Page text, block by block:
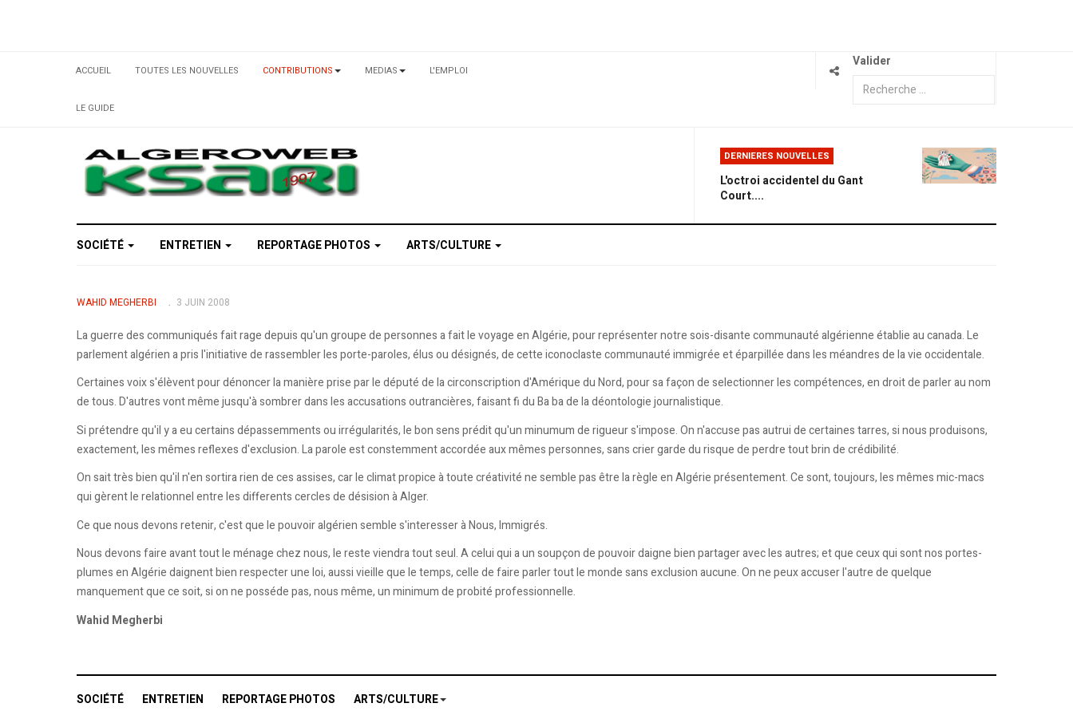
ACCUEIL TOUTES LES NOUVELLES CONTRIBUTIONS MEDIAS L'EMPLOI
LE GUIDE
Valider
DERNIERES NOUVELLES
L'octroi accidentel du Gant
Court....
SOCIÉTÉ ENTRETIEN REPORTAGE PHOTOS ARTS/CULTURE
WAHID MEGHERBI 3 JUIN 2008
La guerre des communiqués fait rage depuis qu'un groupe de personnes a fait le voyage en Algérie, pour représenter notre sois-disante communauté algérienne établie au canada. Le
parlement algérien a pris l'initiative de rassembler les porte-paroles, élus ou désignés, de cette iconoclaste communauté immigrée et éparpillée dans les méandres de la vie occidentale.
Certaines voix s'élèvent pour dénoncer la manière prise par le député de la circonscription d'Amérique du Nord, pour sa façon de selectionner les compétences, en droit de parler au nom
de tous. D'autres vont même jusqu'à sombrer dans les accusations outrancières, faisant fi du Ba ba de la déontologie journalistique.
Si prétendre qu'il y a eu certains dépassemments ou irrégularités, le bon sens prédit qu'un minumum de rigueur s'impose. On n'accuse pas autrui de certaines tarres, si nous produisons,
exactement, les mêmes reflexes d'exclusion. La parole est constemment accordée aux mêmes personnes, sans crier garde du risque de perdre tout brin de crédibilité.
On sait très bien qu'il n'en sortira rien de ces assises, car le climat propice à toute créativité ne semble pas être la règle en Algérie présentement. Ce sont, toujours, les mêmes mic-macs
qui gèrent le relationnel entre les differents cercles de désision à Alger.
Ce que nous devons retenir, c'est que le pouvoir algérien semble s'interesser à Nous, Immigrés.
Nous devons faire avant tout le ménage chez nous, le reste viendra tout seul. A celui qui a un soupçon de pouvoir daigne bien partager avec les autres; et que ceux qui sont nos portes-
plumes en Algérie daignent bien respecter une loi, aussi vieille que le temps, celle de faire parler tout le monde sans exclusion aucune. On ne peux accuser l'autre de quelque
manquement que ce soit, si on ne posséde pas, nous même, un minimum de probité professionnelle.
Wahid Megherbi
SOCIÉTÉ ENTRETIEN REPORTAGE PHOTOS ARTS/CULTURE